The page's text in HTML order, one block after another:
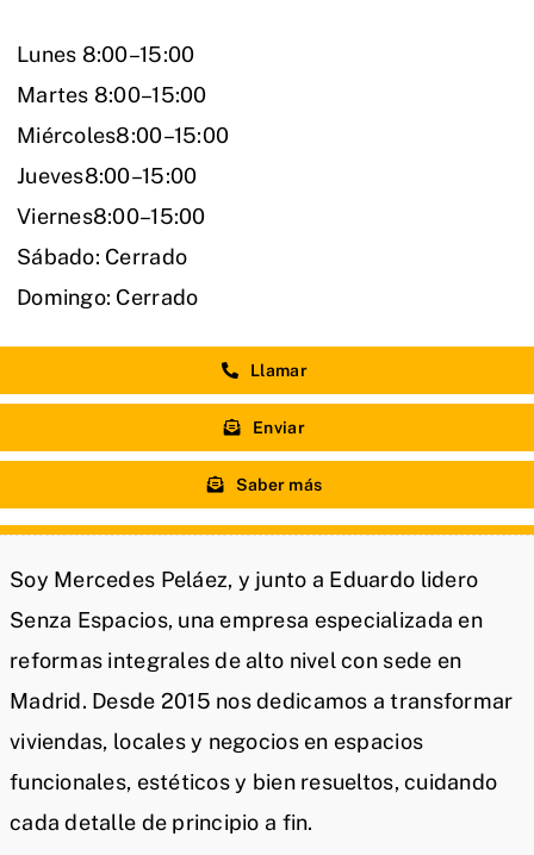
Soy Mercedes Peláez, y junto a Eduardo lidero
Senza Espacios, una empresa especializada en
reformas integrales de alto nivel con sede en
Madrid. Desde 2015 nos dedicamos a transformar
viviendas, locales y negocios en espacios
funcionales, estéticos y bien resueltos, cuidando
cada detalle de principio a fin.
Lunes 8:00–15:00
Martes 8:00–15:00
Miércoles8:00–15:00
Jueves8:00–15:00
Viernes8:00–15:00
Sábado: Cerrado
Domingo: Cerrado
Llamar
Enviar
Saber más